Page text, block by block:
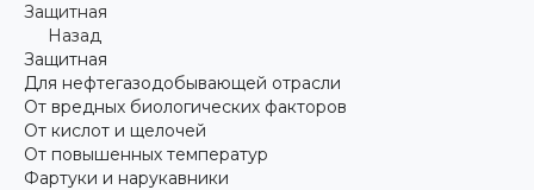
Защитная
Назад
Защитная
Для нефтегазодобывающей отрасли
От вредных биологических факторов
От кислот и щелочей
От повышенных температур
Фартуки и нарукавники